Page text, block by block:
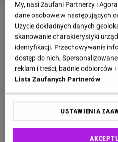
Pamiętasz, jak
o serialu "Ranczo"!
Usunęliśmy jedno
filmów. Rozwiążesz
Quiz ortograficzny
polsku. H czy CH?
My, nasi Zaufani Partnerzy i
dane osobowe w następujących
Użycie dokładnych danych
skanowanie charakterystyki
identyfikacji. Przechowywanie
dostęp do nich.
reklam i treści, badnie odbiorców i
Lista Zaufanych Partnerów
USTAWIENIA